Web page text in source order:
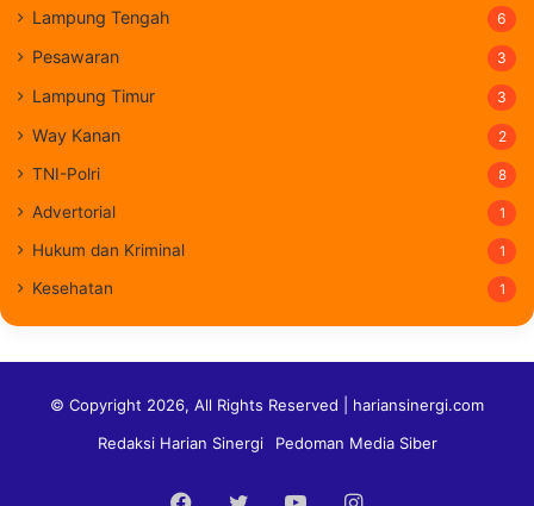
Lampung Tengah 6
Pesawaran 3
Lampung Timur 3
Way Kanan 2
TNI-Polri 8
Advertorial 1
Hukum dan Kriminal 1
Kesehatan 1
© Copyright 2026, All Rights Reserved | hariansinergi.com
Redaksi Harian Sinergi
Pedoman Media Siber
Facebook
TwitterYouTubeInstagram